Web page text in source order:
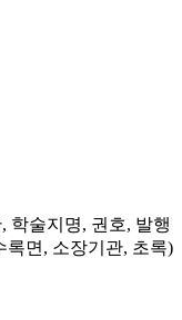
학술지명, 권호, 발행
록면, 소장기관, 초록)